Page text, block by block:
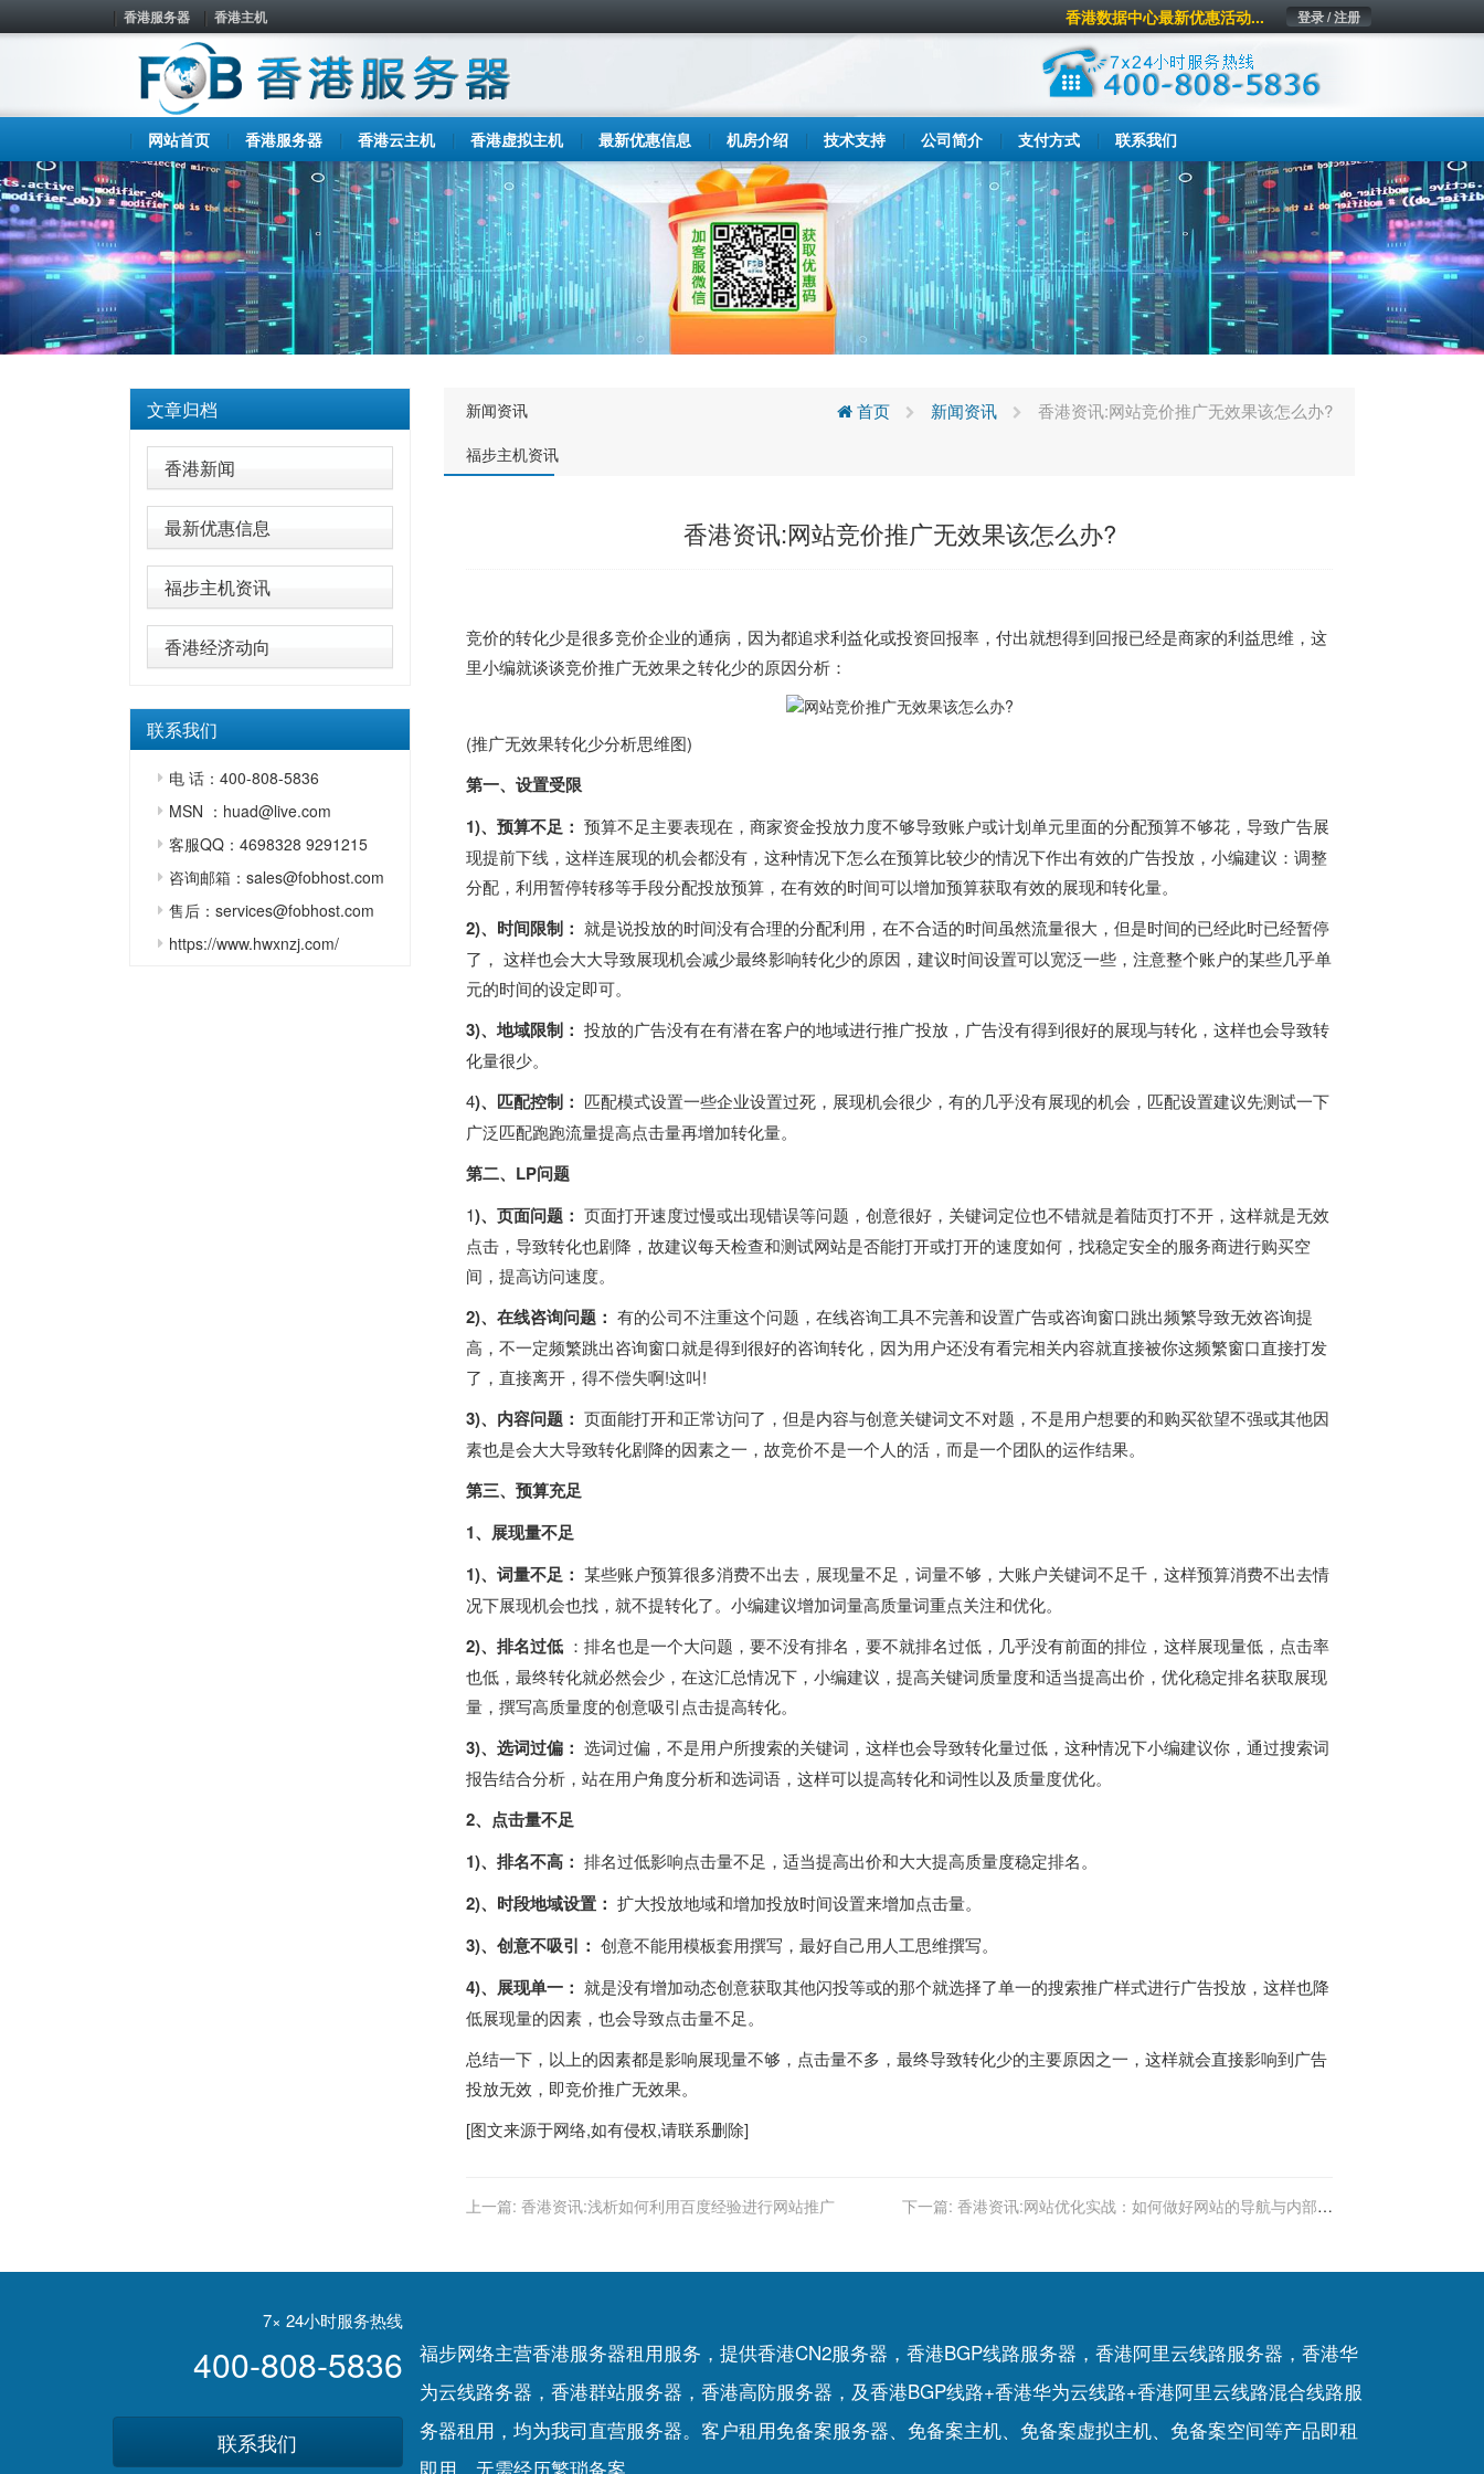
香港服务器 香港主机 登录 / 注册
香港数据中心最新优惠活动...
网站首页 香港服务器 香港云主机 香港虚拟主机 最新优惠信息 机房介绍 技术支持 公司简介 支付方式 联系我们
文章归档
香港新闻
最新优惠信息
福步主机资讯
香港经济动向
联系我们
电 话：400-808-5836
MSN ：huad@live.com
客服QQ：4698328 9291215
咨询邮箱：sales@fobhost.com
售后：services@fobhost.com
https://www.hwxnzj.com/
新闻资讯
福步主机资讯
首页 新闻资讯 香港资讯:网站竞价推广无效果该怎么办?
香港资讯:网站竞价推广无效果该怎么办?
竞价的转化少是很多竞价企业的通病，因为都追求利益化或投资回报率，付出就想得到回报已经是商家的利益思维，这
里小编就谈谈竞价推广无效果之转化少的原因分析：
(推广无效果转化少分析思维图)
第一、设置受限
1)、预算不足： 预算不足主要表现在，商家资金投放力度不够导致账户或计划单元里面的分配预算不够花，导致广告展
现提前下线，这样连展现的机会都没有，这种情况下怎么在预算比较少的情况下作出有效的广告投放，小编建议：调整
分配，利用暂停转移等手段分配投放预算，在有效的时间可以增加预算获取有效的展现和转化量。
2)、时间限制： 就是说投放的时间没有合理的分配利用，在不合适的时间虽然流量很大，但是时间的已经此时已经暂停
了， 这样也会大大导致展现机会减少最终影响转化少的原因，建议时间设置可以宽泛一些，注意整个账户的某些几乎单
元的时间的设定即可。
3)、地域限制： 投放的广告没有在有潜在客户的地域进行推广投放，广告没有得到很好的展现与转化，这样也会导致转
化量很少。
4)、匹配控制： 匹配模式设置一些企业设置过死，展现机会很少，有的几乎没有展现的机会，匹配设置建议先测试一下
广泛匹配跑跑流量提高点击量再增加转化量。
第二、LP问题
1)、页面问题： 页面打开速度过慢或出现错误等问题，创意很好，关键词定位也不错就是着陆页打不开，这样就是无效
点击，导致转化也剧降，故建议每天检查和测试网站是否能打开或打开的速度如何，找稳定安全的服务商进行购买空
间，提高访问速度。
2)、在线咨询问题： 有的公司不注重这个问题，在线咨询工具不完善和设置广告或咨询窗口跳出频繁导致无效咨询提
高，不一定频繁跳出咨询窗口就是得到很好的咨询转化，因为用户还没有看完相关内容就直接被你这频繁窗口直接打发
了，直接离开，得不偿失啊!这叫!
3)、内容问题： 页面能打开和正常访问了，但是内容与创意关键词文不对题，不是用户想要的和购买欲望不强或其他因
素也是会大大导致转化剧降的因素之一，故竞价不是一个人的活，而是一个团队的运作结果。
第三、预算充足
1、展现量不足
1)、词量不足： 某些账户预算很多消费不出去，展现量不足，词量不够，大账户关键词不足千，这样预算消费不出去情
况下展现机会也找，就不提转化了。小编建议增加词量高质量词重点关注和优化。
2)、排名过低 ：排名也是一个大问题，要不没有排名，要不就排名过低，几乎没有前面的排位，这样展现量低，点击率
也低，最终转化就必然会少，在这汇总情况下，小编建议，提高关键词质量度和适当提高出价，优化稳定排名获取展现
量，撰写高质量度的创意吸引点击提高转化。
3)、选词过偏： 选词过偏，不是用户所搜索的关键词，这样也会导致转化量过低，这种情况下小编建议你，通过搜索词
报告结合分析，站在用户角度分析和选词语，这样可以提高转化和词性以及质量度优化。
2、点击量不足
1)、排名不高： 排名过低影响点击量不足，适当提高出价和大大提高质量度稳定排名。
2)、时段地域设置： 扩大投放地域和增加投放时间设置来增加点击量。
3)、创意不吸引： 创意不能用模板套用撰写，最好自己用人工思维撰写。
4)、展现单一： 就是没有增加动态创意获取其他闪投等或的那个就选择了单一的搜索推广样式进行广告投放，这样也降
低展现量的因素，也会导致点击量不足。
总结一下，以上的因素都是影响展现量不够，点击量不多，最终导致转化少的主要原因之一，这样就会直接影响到广告
投放无效，即竞价推广无效果。
[图文来源于网络,如有侵权,请联系删除]
上一篇: 香港资讯:浅析如何利用百度经验进行网站推广 下一篇: 香港资讯:网站优化实战：如何做好网站的导航与内部链
7× 24小时服务热线
400-808-5836
联系我们
福步网络主营香港服务器租用服务，提供香港CN2服务器，香港BGP线路服务器，香港阿里云线路服务器，香港华
为云线路务器，香港群站服务器，香港高防服务器，及香港BGP线路+香港华为云线路+香港阿里云线路混合线路服
务器租用，均为我司直营服务器。客户租用免备案服务器、 免备案主机、 免备案虚拟主机、 免备案空间等产品即租
即用，无需经历繁琐备案。